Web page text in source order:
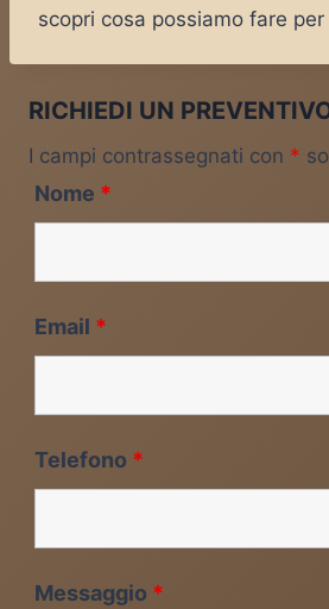
scopri cosa possiamo fare per
RICHIEDI UN
I campi contrassegnati con *
Nome *
Email *
Telefono *
Messaggio *